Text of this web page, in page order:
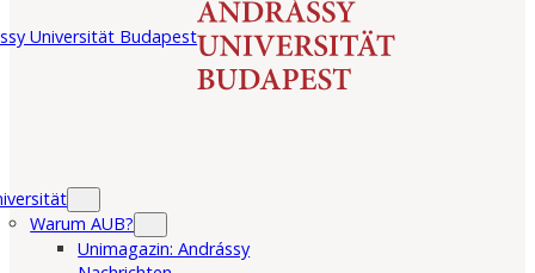
Warum AUB?
Unimagazin: Andrássy